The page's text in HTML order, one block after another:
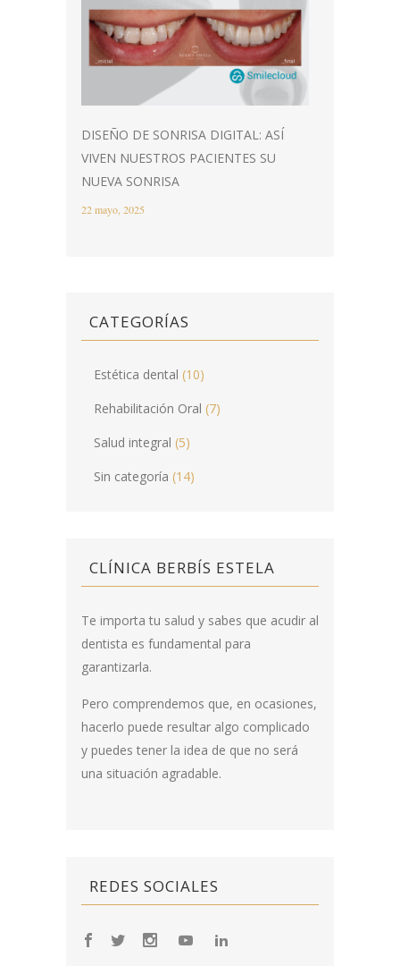
DISEÑO DE SONRISA DIGITAL: ASÍ
VIVEN NUESTROS PACIENTES SU
NUEVA SONRISA
22 mayo, 2025
CATEGORÍAS
Estética dental (10)
Rehabilitación Oral (7)
Salud integral (5)
Sin categoría (14)
CLÍNICA BERBÍS ESTELA
Te importa tu salud y sabes que acudir al
dentista es fundamental para
garantizarla.
Pero comprendemos que, en ocasiones,
hacerlo puede resultar algo complicado
y puedes tener la idea de que no será
una situación agradable.
REDES SOCIALES